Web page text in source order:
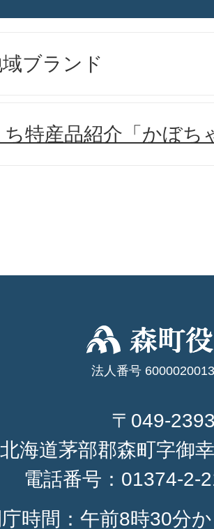
ブランド
ち特産品紹介「かぼち
法人番号
〒049-
北海道茅部郡森町字御
電話番号： 01374-2-
庁時間：午前8時30分